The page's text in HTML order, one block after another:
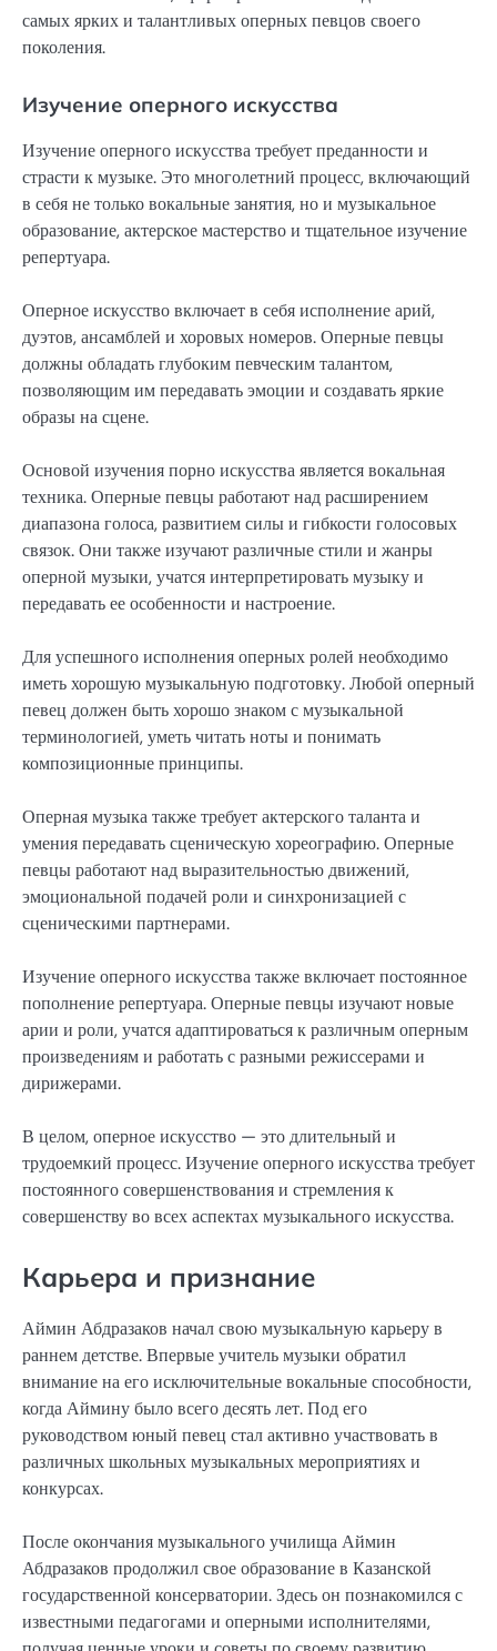
самых ярких и талантливых оперных певцов своего
поколения.
Изучение оперного искусства
Изучение оперного искусства требует преданности и
страсти к музыке. Это многолетний процесс, включающий
в себя не только вокальные занятия, но и музыкальное
образование, актерское мастерство и тщательное изучение
репертуара.
Оперное искусство включает в себя исполнение арий,
дуэтов, ансамблей и хоровых номеров. Оперные певцы
должны обладать глубоким певческим талантом,
позволяющим им передавать эмоции и создавать яркие
образы на сцене.
Основой изучения порно искусства является вокальная
техника. Оперные певцы работают над расширением
диапазона голоса, развитием силы и гибкости голосовых
связок. Они также изучают различные стили и жанры
оперной музыки, учатся интерпретировать музыку и
передавать ее особенности и настроение.
Для успешного исполнения оперных ролей необходимо
иметь хорошую музыкальную подготовку. Любой оперный
певец должен быть хорошо знаком с музыкальной
терминологией, уметь читать ноты и понимать
композиционные принципы.
Оперная музыка также требует актерского таланта и
умения передавать сценическую хореографию. Оперные
певцы работают над выразительностью движений,
эмоциональной подачей роли и синхронизацией с
сценическими партнерами.
Изучение оперного искусства также включает постоянное
пополнение репертуара. Оперные певцы изучают новые
арии и роли, учатся адаптироваться к различным оперным
произведениям и работать с разными режиссерами и
дирижерами.
В целом, оперное искусство — это длительный и
трудоемкий процесс. Изучение оперного искусства требует
постоянного совершенствования и стремления к
совершенству во всех аспектах музыкального искусства.
Карьера и признание
Аймин Абдразаков начал свою музыкальную карьеру в
раннем детстве. Впервые учитель музыки обратил
внимание на его исключительные вокальные способности,
когда Аймину было всего десять лет. Под его
руководством юный певец стал активно участвовать в
различных школьных музыкальных мероприятиях и
конкурсах.
После окончания музыкального училища Аймин
Абдразаков продолжил свое образование в Казанской
государственной консерватории. Здесь он познакомился с
известными педагогами и оперными исполнителями,